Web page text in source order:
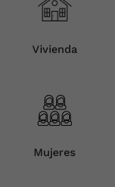
Vivienda
Mujeres